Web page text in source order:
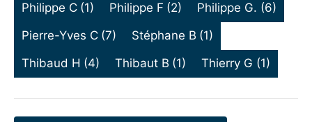
Philippe C (1) Philippe F (2) Philippe G. (6)
Pierre-Yves C (7) Stéphane B (1)
Thibaud H (4) Thibaut B (1) Thierry G (1)